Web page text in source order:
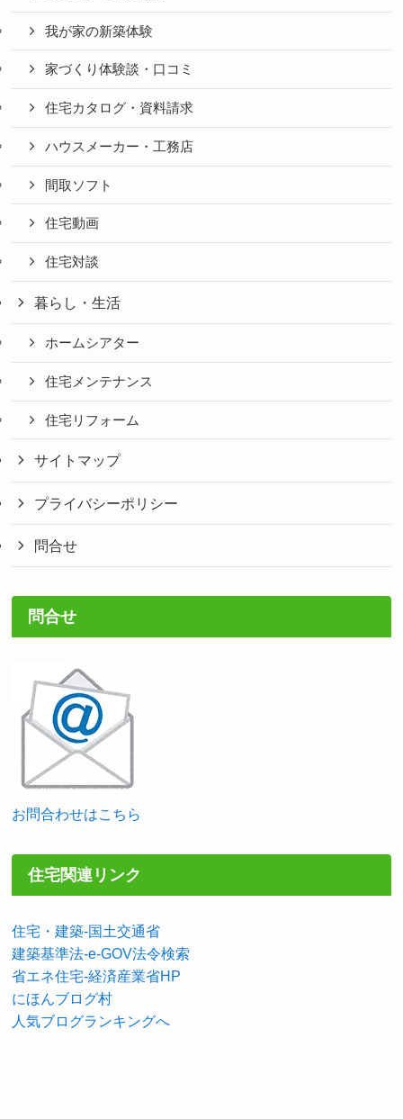
我が家の新築体験
家づくり体験談・口コミ
住宅カタログ・資料請求
ハウスメーカー・工務店
間取ソフト
住宅動画
住宅対談
暮らし・生活
ホームシアター
住宅メンテナンス
住宅リフォーム
サイトマップ
プライバシーポリシー
問合せ
問合せ
お問合わせはこちら
住宅関連リンク
住宅・建築-国土交通省
建築基準法-e-GOV法令検索
省エネ住宅-経済産業省HP
にほんブログ村
人気ブログランキングへ